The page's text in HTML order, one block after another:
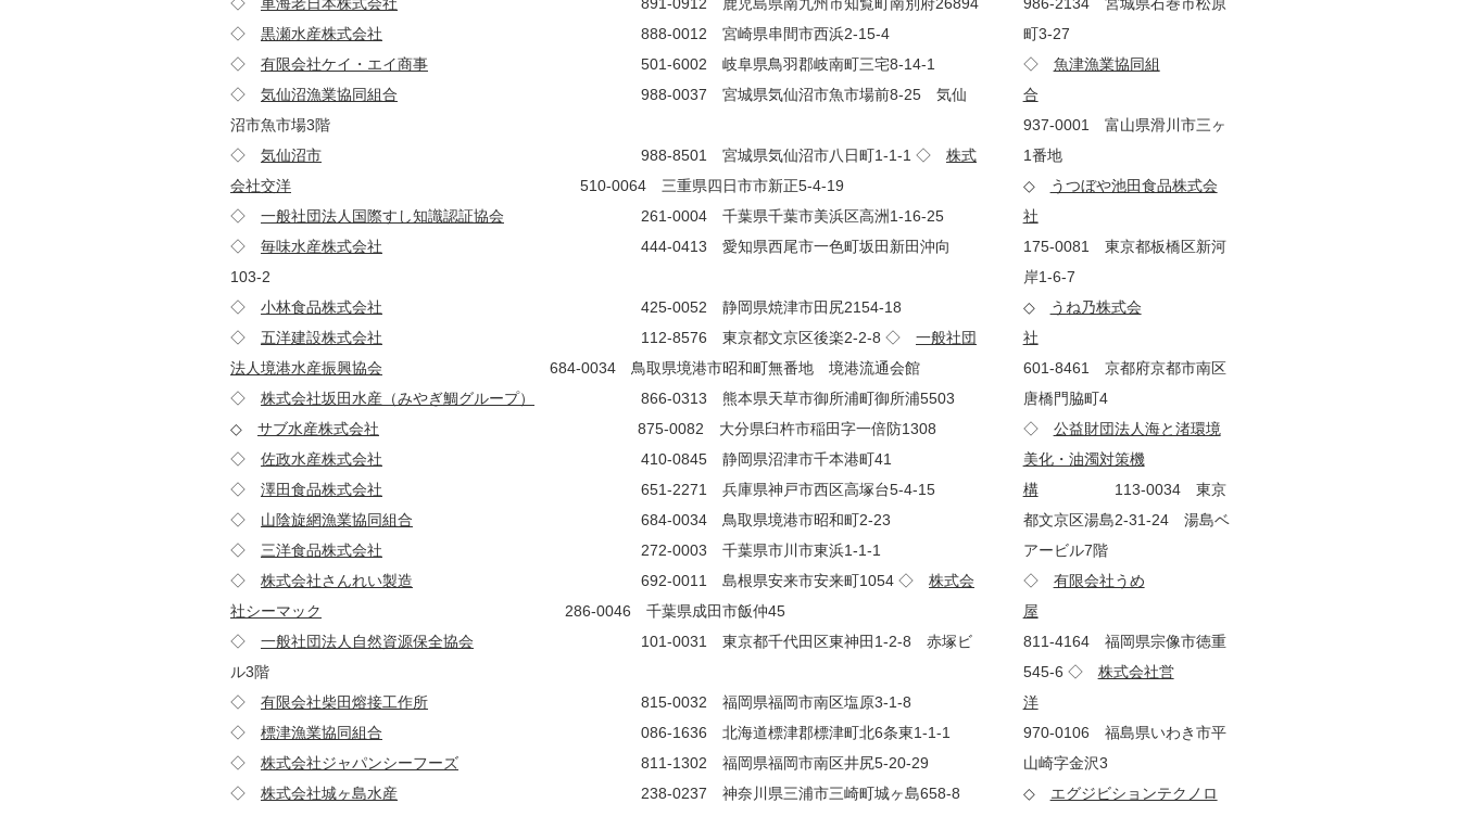
◇ 黒瀬水産株式会社 888-0012 宮崎県串間市西浜2-15-4
◇ 有限会社ケイ・エイ商事 501-6002 岐阜県鳥羽郡岐南町三宅8-14-1
◇ 気仙沼漁業協同組合 988-0037 宮城県気仙沼市魚市場前8-25 気仙
沼市魚市場3階
◇ 気仙沼市 988-8501 宮城県気仙沼市八日町1-1-1 ◇ 株式
会社交洋 510-0064 三重県四日市市新正5-4-19
◇ 一般社団法人国際すし知識認証協会 261-0004 千葉県千葉市美浜区高洲1-16-25
◇ 毎味水産株式会社 444-0413 愛知県西尾市一色町坂田新田沖向
103-2
◇ 小林食品株式会社 425-0052 静岡県焼津市田尻2154-18
◇ 五洋建設株式会社 112-8576 東京都文京区後楽2-2-8 ◇ 一般社団
法人境港水産振興協会 684-0034 鳥取県境港市昭和町無番地 境港流通会館
◇ 株式会社坂田水産（みやぎ鯛グループ）
866-0313 熊本県天草市御所浦町御所浦5503
◇ サブ水産株式会社 875-0082 大分県臼杵市稲田字一倍防1308
◇ 佐政水産株式会社 410-0845 静岡県沼津市千本港町41
◇ 澤田食品株式会社 651-2271 兵庫県神戸市西区高塚台5-4-15
◇ 山陰旋網漁業協同組合 684-0034 鳥取県境港市昭和町2-23
◇ 三洋食品株式会社 272-0003 千葉県市川市東浜1-1-1
◇ 株式会社さんれい製造 692-0011 島根県安来市安来町1054 ◇ 株式会
社シーマック
286-0046 千葉県成田市飯仲45
◇ 一般社団法人自然資源保全協会 101-0031 東京都千代田区東神田1-2-8 赤塚ビ
ル3階
◇ 有限会社柴田熔接工作所 815-0032 福岡県福岡市南区塩原3-1-8
◇ 標津漁業協同組合 086-1636 北海道標津郡標津町北6条東1-1-1
◇ 株式会社ジャパンシーフーズ 811-1302 福岡県福岡市南区井尻5-20-29
◇ 株式会社城ヶ島水産 238-0237 神奈川県三浦市三崎町城ヶ島658-8
町3-27
◇ 魚津漁業協同組
合
937-0001 富山県滑川市三ヶ
1番地
◇
うつぼや池田食品株式会
社
175-0081 東京都板橋区新河
岸1-6-7
◇
うね乃株式会
社
601-8461 京都府京都市南区
唐橋門脇町4
◇ 公益財団法人海と渚環境
美化・油濁対策機
構113-0034 東京
都文京区湯島2-31-24 湯島ベ
アービル7階
◇ 有限会社うめ
屋
811-4164 福岡県宗像市徳重
545-6 ◇ 株式会社営
洋
970-0106 福島県いわき市平
山崎字金沢3
◇ エグジビションテクノロ